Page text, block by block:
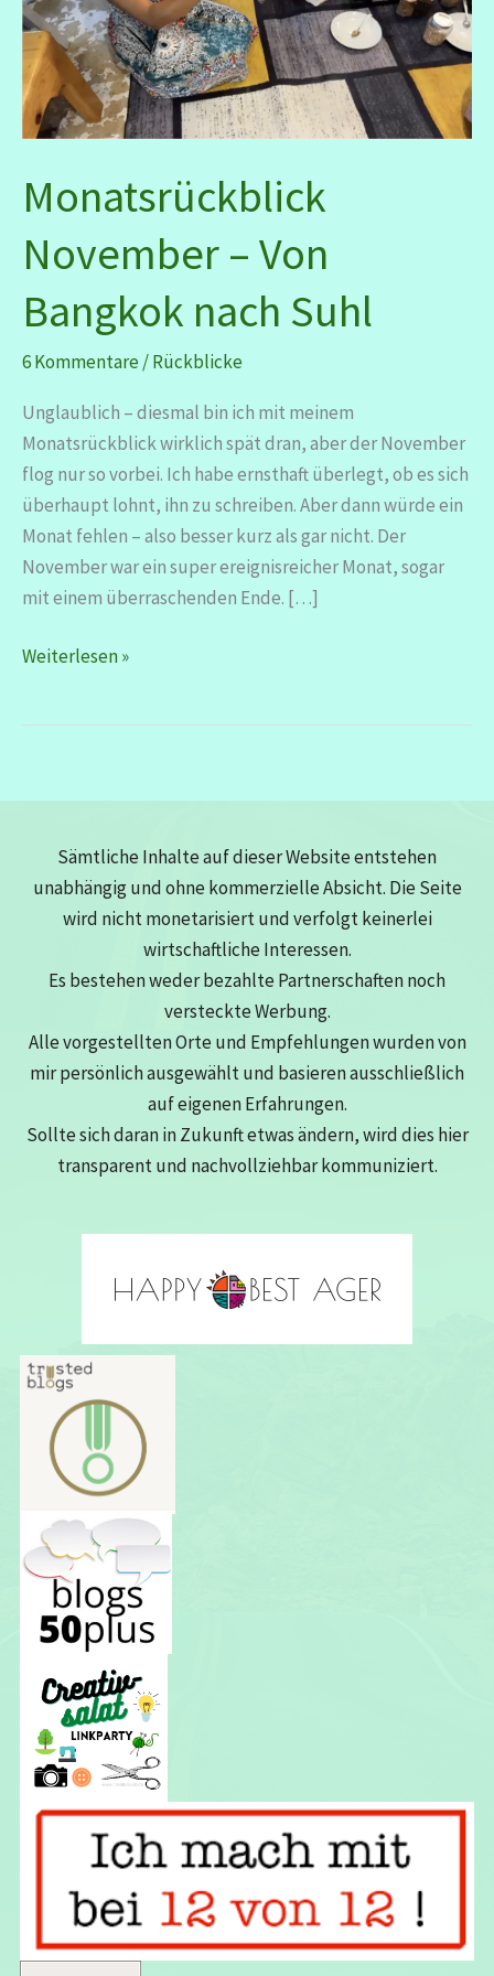
Monatsrückblick
November – Von
Bangkok nach Suhl
6 Kommentare/Rückblicke
Unglaublich – diesmal bin ich mit meinem
Monatsrückblick wirklich spät dran, aber der November
flog nur so vorbei. Ich habe ernsthaft überlegt, ob es sich
überhaupt lohnt, ihn zu schreiben. Aber dann würde ein
Monat fehlen – also besser kurz als gar nicht. Der
November war ein super ereignisreicher Monat, sogar
mit einem überraschenden Ende. […]
Monatsrückblick
Weiterlesen »
Sämtliche Inhalte auf dieser Website entstehen
unabhängig und ohne kommerzielle Absicht. Die Seite
wird nicht monetarisiert und verfolgt keinerlei
wirtschaftliche Interessen.
Es bestehen weder bezahlte Partnerschaften noch
versteckte Werbung.
Alle vorgestellten Orte und Empfehlungen wurden von
mir persönlich ausgewählt und basieren ausschließlich
auf eigenen Erfahrungen.
Sollte sich daran in Zukunft etwas ändern, wird dies hier
transparent und nachvollziehbar kommuniziert.